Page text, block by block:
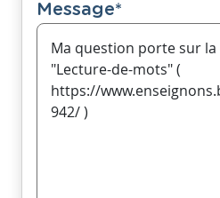
Message*